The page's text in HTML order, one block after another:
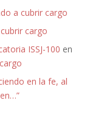
a cubrir cargo
cargo
ISSJ-100 en
en la fe, al